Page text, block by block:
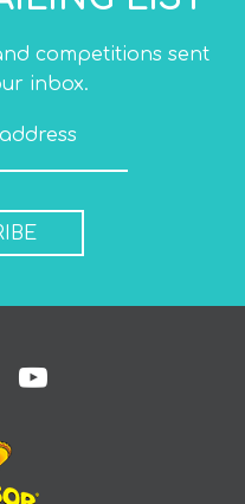
competitions sent
inbox.